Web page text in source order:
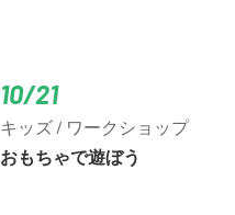
10/21
キッズ / ワークショップ
おもちゃで遊ぼう